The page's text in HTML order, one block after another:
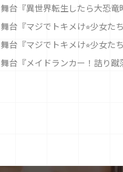
舞台『異世界転生したら大恐竜
舞台『マジでトキメけ⭐︎少女た
舞台『マジでトキメけ⭐︎少女た
舞台『メイドランカー！詰り蹴